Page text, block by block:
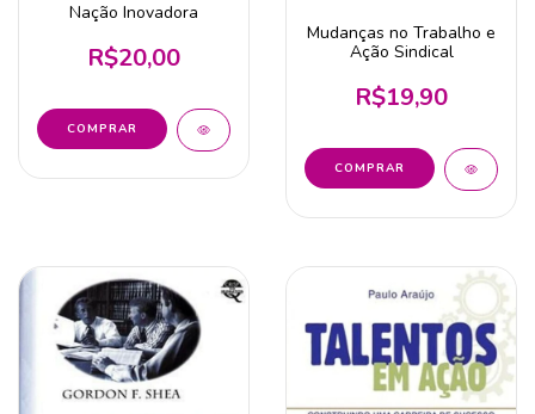
Nação Inovadora
R$20,00
Mudanças no Trabalho e
Ação Sindical
R$19,90